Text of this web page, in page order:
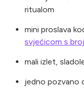
ritualom
mini proslava
svjećicom s
mali izlet,
jedno pozvano